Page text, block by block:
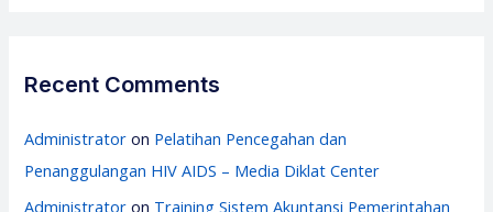
Recent Comments
Administrator on Pelatihan Pencegahan dan
Penanggulangan HIV AIDS – Media Diklat Center
Administrator on Training Sistem Akuntansi Pemerintahan